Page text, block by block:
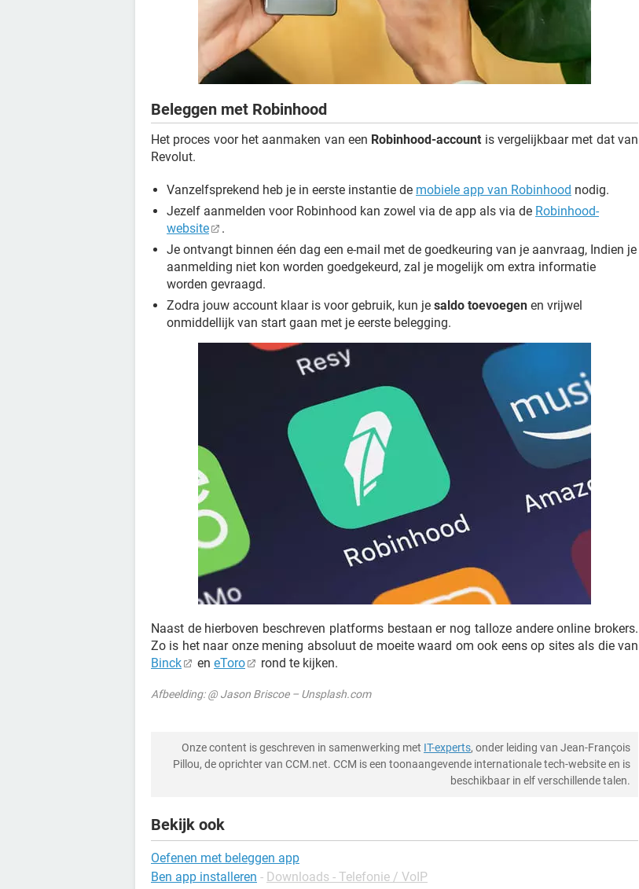
Beleggen met Robinhood
Het proces voor het aanmaken van een Robinhood-account is vergelijkbaar met dat van
Revolut.
Vanzelfsprekend heb je in eerste instantie de mobiele app van Robinhood nodig.
Jezelf aanmelden voor Robinhood kan zowel via de app als via de Robinhood-
website
.
Je ontvangt binnen één dag een e-mail met de goedkeuring van je aanvraag, Indien je
aanmelding niet kon worden goedgekeurd, zal je mogelijk om extra informatie
worden gevraagd.
Zodra jouw account klaar is voor gebruik, kun je saldo toevoegen en vrijwel
onmiddellijk van start gaan met je eerste belegging.
Naast de hierboven beschreven platforms bestaan er nog talloze andere online brokers.
Zo is het naar onze mening absoluut de moeite waard om ook eens op sites als die van
Binck
en eToro rond te kijken.
Afbeelding: @ Jason Briscoe – Unsplash.com
Onze content is geschreven in samenwerking met IT-experts, onder leiding van Jean-François
Pillou, de oprichter van CCM.net. CCM is een toonaangevende internationale tech-website en is
beschikbaar in elf verschillende talen.
Bekijk ook
Oefenen met beleggen app
Ben app installeren - Downloads - Telefonie / VoIP